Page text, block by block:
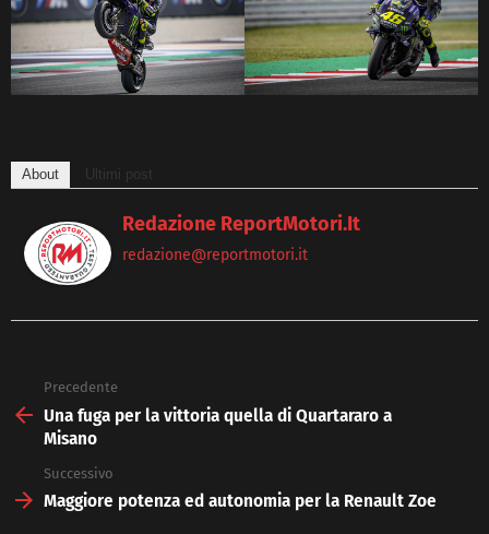
About Ultimi post
Redazione ReportMotori.it
redazione@reportmotori.it
more
Precedente
Una fuga per la vittoria quella di Quartararo a
Misano
Successivo
Maggiore potenza ed autonomia per la Renault Zoe